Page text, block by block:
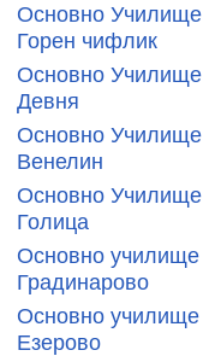
Основно
Горен чифлик
Основно
Девня
Основно
Венелин
Основно
Голица
Основно
Градинарово
Основно
Езерово